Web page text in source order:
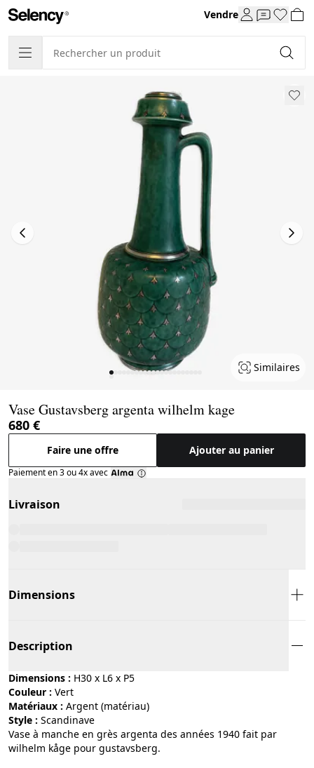
Vendre
Similaires
Vase Gustavsberg argenta wilhelm kage
680 €
Faire une offre Ajouter au panier
Paiement en 3 ou 4x avec
Livraison
Dimensions
Description
Dimensions : H30 x L6 x P5
Couleur :
vert
Matériaux :
argent (matériau)
Style :
scandinave
Vase à manche en grès argenta des années 1940 fait par
wilhelm kåge pour gustavsberg.